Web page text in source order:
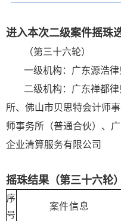
进入本次二级案件摇珠
（第三十六轮）
一级机构：广东源浩
二级机构：广东禅都
所、佛山市贝思特会计师
师事务所（普通合伙）、
企业清算服务有限公司
摇珠结果（第三十六轮）
序
号
案件信息